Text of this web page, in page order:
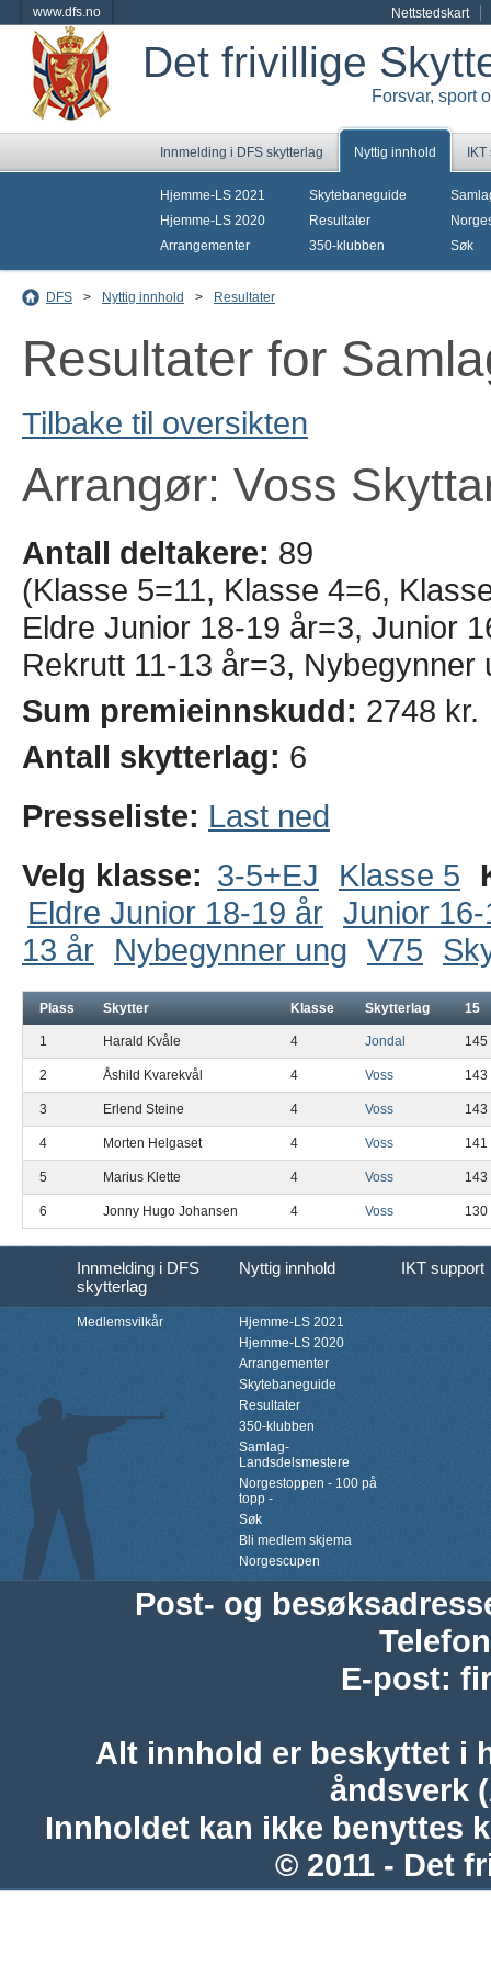
www.dfs.no Nettstedskart
Det frivillige
Forsvar, sport
Innmelding i DFS skytterlag Nyttig innhold
Hjemme-LS 2021
Hjemme-LS 2020
Arrangementer
Skytebaneguide
Resultater
350-klubben
Søk
DFS > Nyttig innhold > Resultater
Resultater for
Tilbake til oversikten
Arrangør: Voss
Antall deltakere: 89
(Klasse 5=11, Klasse 4=6,
Eldre Junior 18-19 år=3, Junior
Rekrutt 11-13 år=3,
Sum premieinnskudd: 2748 kr.
Antall skytterlag: 6
Presseliste: Last ned
Velg klasse: 3-5+EJ Klasse 5
Eldre Junior 18-19 år Junior
13 år
Nybegynner ung V75
Plass Skytter Klasse Skytterlag 15
1 Harald Kvåle 4 Jondal 145
2 Åshild Kvarekvål 4 Voss 143
3 Erlend Steine 4 Voss 143
4 Morten Helgaset 4 Voss 141
5 Marius Klette 4 Voss 143
6 Jonny Hugo Johansen 4 Voss 130
Innmelding i DFS
skytterlag
Nyttig innhold IKT support
Medlemsvilkår
Hjemme-LS 2021
Hjemme-LS 2020
Arrangementer
Skytebaneguide
Resultater
350-klubben
Samlag-
Landsdelsmestere
Norgestoppen - 100 på
topp -
Søk
Bli medlem skjema
Norgescupen
Post- og
Telefon
E-post:
Alt innhold er beskyttet i
åndsverk
Innholdet kan ikke benyttes
© 2011 - Det